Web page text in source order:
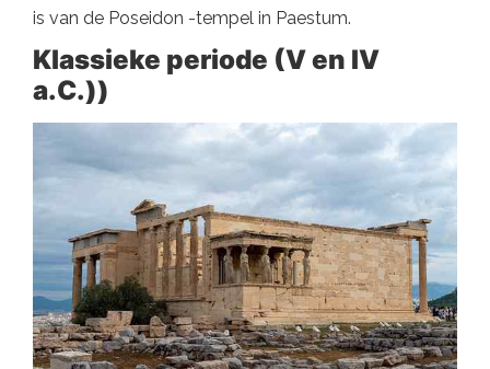
is van de Poseidon -tempel in Paestum.
Klassieke periode (V en IV
a.C.))